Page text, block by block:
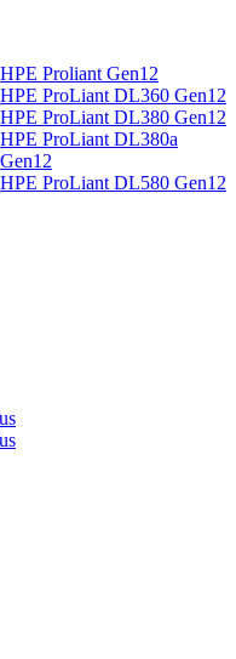
HPE Proliant Gen12
HPE ProLiant DL360 Gen12
HPE ProLiant DL380 Gen12
HPE ProLiant DL380a
Gen12
HPE ProLiant DL580 Gen12